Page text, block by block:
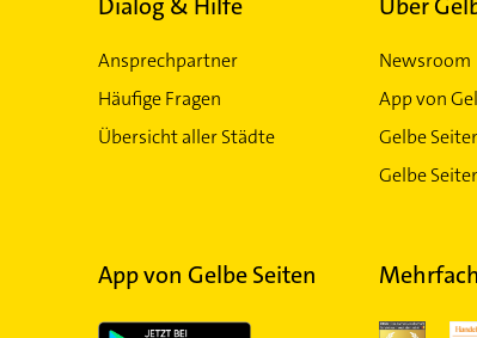
Ansprechpartner
Häufige Fragen
Übersicht aller Städte
Newsroom
App von
Gelbe
Gelbe
App von Gelbe Seiten